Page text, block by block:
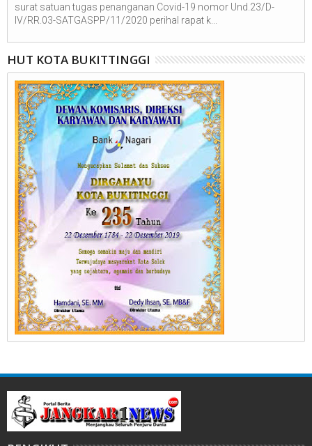
surat satuan tugas penanganan Covid-19 nomor Und.23/D-
IV/RR.03-SATGASPP/11/2020 perihal rapat k...
HUT KOTA BUKITTINGGI